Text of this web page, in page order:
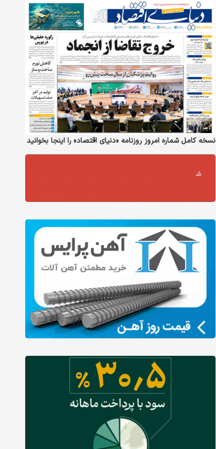
نسخه کامل شماره امروز روزنامه «دنیای‌ اقتصاد» را اینجا بخوانید